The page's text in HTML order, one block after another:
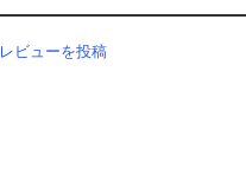
レビューを投稿